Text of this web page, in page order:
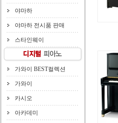
야마하
야마하 전시품 판매
스타인웨이
가와이 BEST컬렉션
가와이
카시오
아카데미